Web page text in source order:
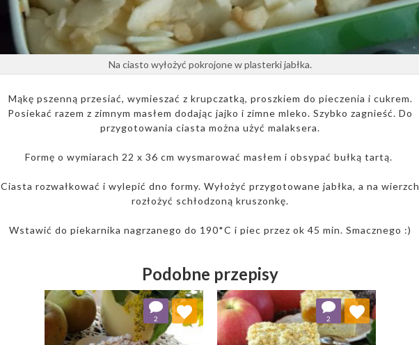
Na ciasto wyłożyć pokrojone w plasterki jabłka.
Mąkę pszenną przesiać, wymieszać z krupczatką, proszkiem do pieczenia i cukrem.
Posiekać razem z zimnym masłem dodając jajko i zimne mleko. Szybko zagnieść. Do
przygotowania ciasta można użyć malaksera.
Formę o wymiarach 22 x 36 cm wysmarować masłem i obsypać bułką tartą.
Ciasta rozwałkować i wylepić dno formy. Wyłożyć przygotowane jabłka, a na wierzch
rozłożyć schłodzoną kruszonkę.
Wstawić do piekarnika nagrzanego do 190*C i piec przez ok 45 min. Smacznego :)
Podobne przepisy
2
Dodaj do ulubionych
Wybierz listę:
2
Dodaj do ulubionych
Wybierz listę: